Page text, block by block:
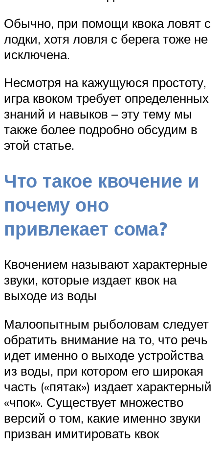
Обычно, при помощи квока ловят с
лодки, хотя ловля с берега тоже не
исключена.
Несмотря на кажущуюся простоту,
игра квоком требует определенных
знаний и навыков – эту тему мы
также более подробно обсудим в
этой статье.
Что такое квочение и
почему оно
привлекает сома?
Квочением называют характерные
звуки, которые издает квок на
выходе из воды
Малоопытным рыболовам следует
обратить внимание на то, что речь
идет именно о выходе устройства
из воды, при котором его широкая
часть («пятак») издает характерный
«чпок». Существует множество
версий о том, какие именно звуки
призван имитировать квок